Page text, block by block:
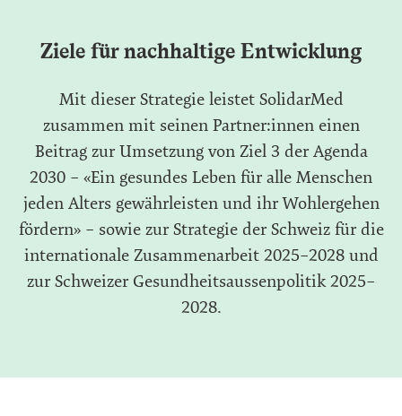
Ziele für nachhaltige Entwicklung
Mit dieser Strategie leistet SolidarMed
zusammen mit seinen Partner:innen einen
Beitrag zur Umsetzung von Ziel 3 der Agenda
2030 – «Ein gesundes Leben für alle Menschen
jeden Alters gewährleisten und ihr Wohlergehen
fördern» – sowie zur Strategie der Schweiz für die
internationale Zusammenarbeit 2025–2028 und
zur Schweizer Gesundheitsaussenpolitik 2025–
2028.